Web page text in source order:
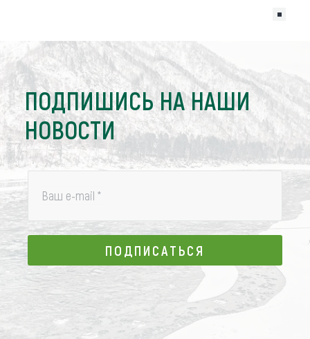
ПОДПИШИСЬ НА НАШИ
НОВОСТИ
Ваш e-mail *
ПОДПИСАТЬСЯ
ПОДПИСАТЬСЯ